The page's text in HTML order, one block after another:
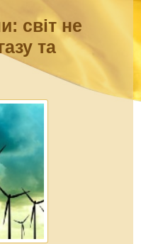
світ не
та